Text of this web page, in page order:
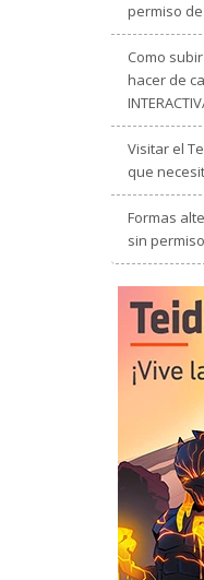
permiso
Como
hacer de
Visitar el
que
Formas
sin permiso